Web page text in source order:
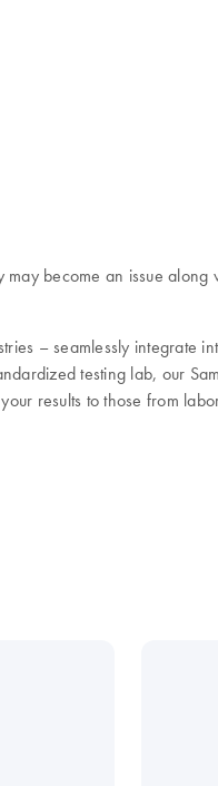
become an issue
– seamlessly integrate
testing lab, our
results to those from